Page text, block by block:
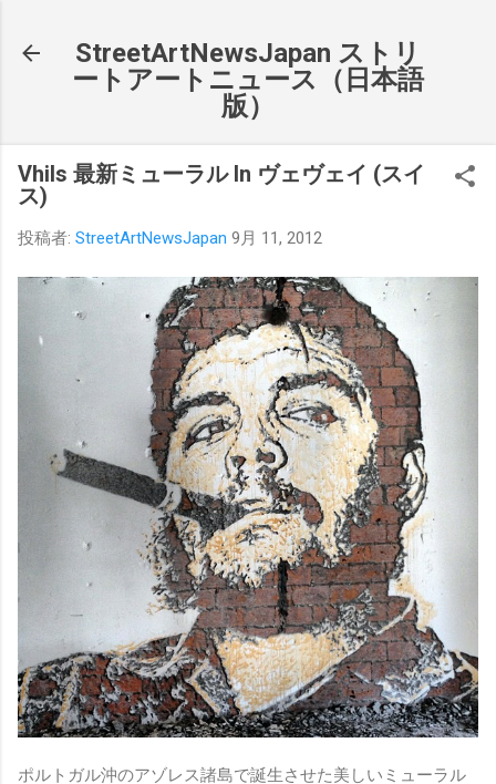
StreetArtNewsJapan ストリ
ートアートニュース（日本語
版）
Vhils 最新ミューラル In ヴェヴェイ (スイ
ス)
投稿者: StreetArtNewsJapan 9月 11, 2012
ポルトガル沖のアゾレス諸島で誕生させた美しいミューラル